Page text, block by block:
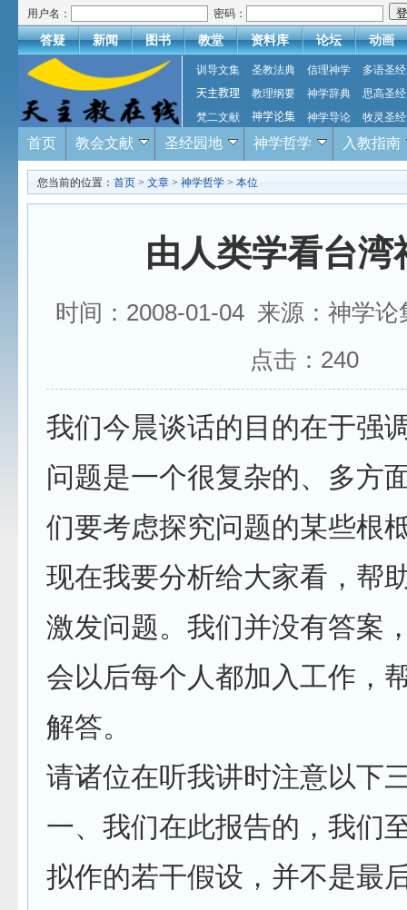
用户名： 密码：
答疑 新闻 图书 教堂 资料库 论坛 动画
训导文集 圣教法典 信理神学
多语圣经
天主教理
教理纲要 神学辞典
思高圣经
梵二文献
神学论集 神学导论 牧灵圣经
首页 教会文献 圣经园地 神学哲学 入教指南
您当前的位置： 首页 > 文章 > 神学哲学 > 本位
由人类学看台湾
时间：2008-01-04 来源：神学
点击： 240
我们今晨谈话的目的在于强
问题是一个很复杂的、多方
们要考虑探究问题的某些根
现在我要分析给大家看，帮
激发问题。我们并没有答案
会以后每个人都加入工作，
解答。
请诸位在听我讲时注意以下
一、我们在此报告的，我们
拟作的若干假设，并不是最